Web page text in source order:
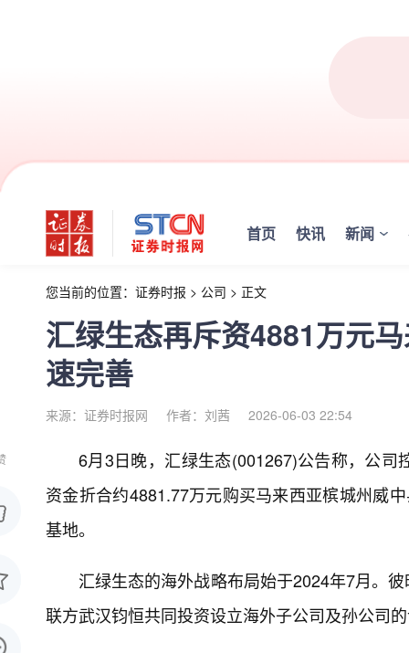
首页 快讯 新闻
您当前的位置： 证券时报 > 公司 > 正文
汇绿生态再斥资4881万元
速完善
来源：证券时报网 作者：刘茜 2026-06-03 22:54
6月3日晚，汇绿生态(001267)公告称，公
资金折合约4881.77万元购买马来西亚槟城州威
基地。
汇绿生态的海外战略布局始于2024年7月。
联方武汉钧恒共同投资设立海外子公司及孙公司